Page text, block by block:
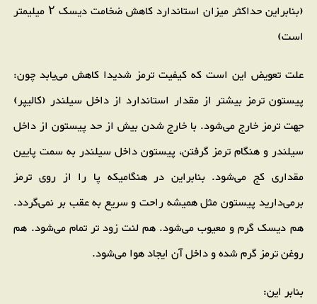
(بنابراین حداکثر میزان استاندارد کاهش ضخامت دیسک ۲ میلیمتر
است)
علت تعویض این است که کیفیت ترمز شدیدا کاهش می‌یابد چون:
پیستون ترمز بیشتر از مقدار استاندارد از داخل سیلندر (کالیپر)
جهت ترمز خارج می‌شود. با خارج شدن بیش از حد پیستون از داخل
سیلندر و هنگام ترمز گرفتن، پیستون داخل سیلندر به سمت پایین
مقداری کج می‌شود. بنابراین در هنگامیکه پا را از روی ترمز
برمی‌دارید پیستون مثل همیشه راحت و سریع به عقب بر نمی‌گردد.
هم دیسک گرم و معیوب می‌شود. هم لنت زود تر تمام می‌شود. هم
روغن ترمز گرم شده و داخل آن ایجاد هوا می‌شود.
بنابر این: